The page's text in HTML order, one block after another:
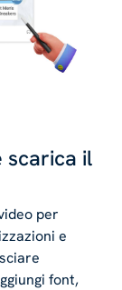
scarica il
per
e
font,